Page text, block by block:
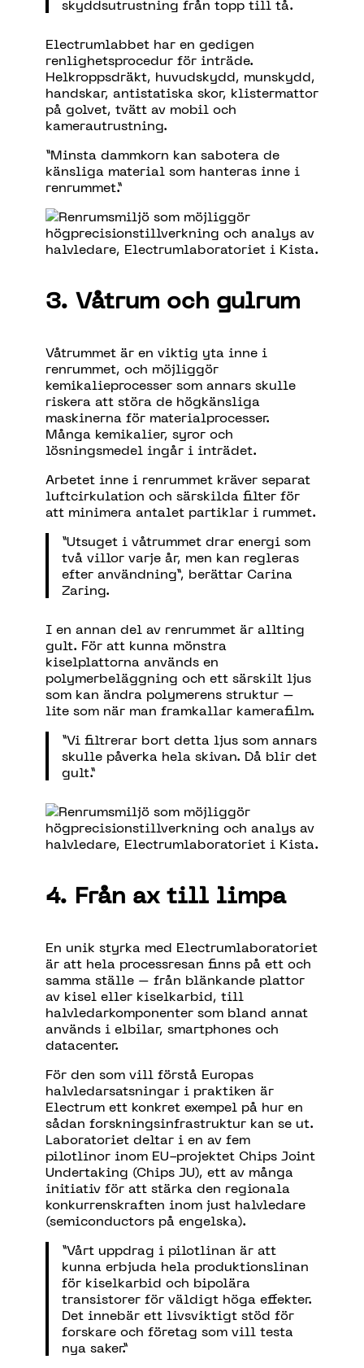
skyddsutrustning från topp till tå.
Electrumlabbet har en gedigen
renlighetsprocedur för inträde.
Helkroppsdräkt, huvudskydd, munskydd,
handskar, antistatiska skor, klistermattor
på golvet, tvätt av mobil och
kamerautrustning.
”Minsta dammkorn kan sabotera de
känsliga material som hanteras inne i
renrummet.”
3. Våtrum och gulrum
Våtrummet är en viktig yta inne i
renrummet, och möjliggör
kemikalieprocesser som annars skulle
riskera att störa de högkänsliga
maskinerna för materialprocesser.
Många kemikalier, syror och
lösningsmedel ingår i inträdet.
Arbetet inne i renrummet kräver separat
luftcirkulation och särskilda filter för
att minimera antalet partiklar i rummet.
”Utsuget i våtrummet drar energi som
två villor varje år, men kan regleras
efter användning”, berättar Carina
Zaring.
I en annan del av renrummet är allting
gult. För att kunna mönstra
kiselplattorna används en
polymerbeläggning och ett särskilt ljus
som kan ändra polymerens struktur –
lite som när man framkallar kamerafilm.
”Vi filtrerar bort detta ljus som annars
skulle påverka hela skivan. Då blir det
gult.”
4. Från ax till limpa
En unik styrka med Electrumlaboratoriet
är att hela processresan finns på ett och
samma ställe – från blänkande plattor
av kisel eller kiselkarbid, till
halvledarkomponenter som bland annat
används i elbilar, smartphones och
datacenter.
För den som vill förstå Europas
halvledarsatsningar i praktiken är
Electrum ett konkret exempel på hur en
sådan forskningsinfrastruktur kan se ut.
Laboratoriet deltar i en av fem
pilotlinor inom EU-projektet Chips Joint
Undertaking (Chips JU), ett av många
initiativ för att stärka den regionala
konkurrenskraften inom just halvledare
(semiconductors på engelska).
”Vårt uppdrag i pilotlinan är att
kunna erbjuda hela produktionslinan
för kiselkarbid och bipolära
transistorer för väldigt höga effekter.
Det innebär ett livsviktigt stöd för
forskare och företag som vill testa
nya saker.”